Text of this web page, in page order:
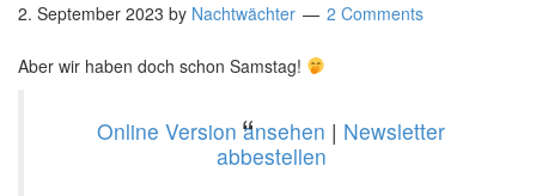
2. September 2023 by Nachtwächter 2 Comments
Aber wir haben doch schon Samstag!
Online Version ansehen | Newsletter
abbestellen